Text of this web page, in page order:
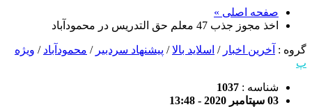
صفحه اصلی »
اخذ مجوز جذب 47 معلم حق التدریس در محمودآباد
گروه : آخرین اخبار / اسلاید بالا/ پیشنهاد سردبیر / محمودآباد / ویژه
پ
شناسه : 1037
03 سپتامبر 2020 - 13:48